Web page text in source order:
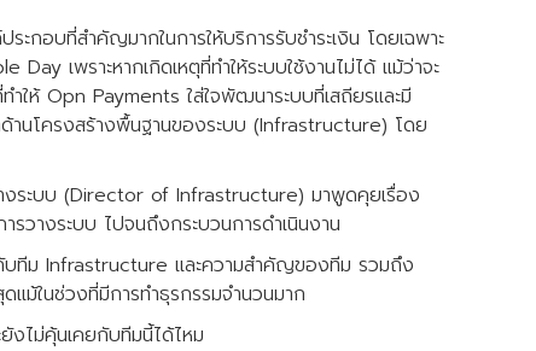
กอบที่สำคัญมากในการให้บริการรับชำระเงิน โดยเฉพาะ
เพราะหากเกิดเหตุที่ทำให้ระบบใช้งานไม่ได้ แม้ว่าจะ
ให้ Opn Payments ใส่ใจพัฒนาระบบที่เสถียรและมี
นโครงสร้างพื้นฐานของระบบ (Infrastructure) โดย
ระบบ (Director of Infrastructure) มาพูดคุยเรื่อง
รวางระบบ ไปจนถึงกระบวนการดำเนินงาน
ทีม Infrastructure และความสำคัญของทีม รวมถึง
แม้ในช่วงที่มีการทำธุรกรรมจำนวนมาก
งไม่คุ้นเคยกับทีมนี้ได้ไหม